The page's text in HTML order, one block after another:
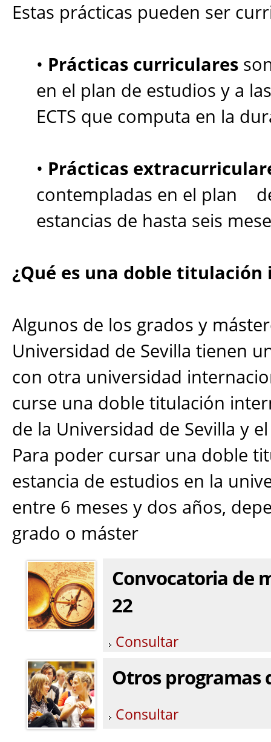
Estas prácticas pueden ser
• Prácticas curriculares
en el plan de estudios y a
ECTS que computa en la
• Prácticas
contempladas en el plan
estancias de hasta seis
¿Qué es una doble
Algunos de los grados y
Universidad de Sevilla tienen
con otra universidad
curse una doble titulación
de la Universidad de Sevilla y
Para poder cursar una doble
estancia de estudios en la
entre 6 meses y dos años,
grado o máster
Convocatoria de
22
Consultar
Otros programas
Consultar